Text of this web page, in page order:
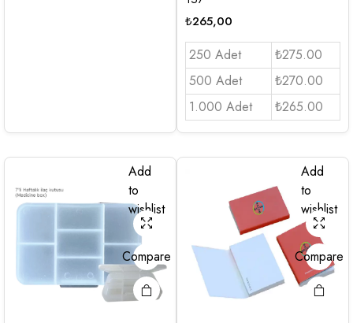
₺265,00
250 Adet
₺275.00
500 Adet
₺270.00
1.000 Adet
₺265.00
Add
to
wishlist
Compare
Add
to
wishlist
Compare